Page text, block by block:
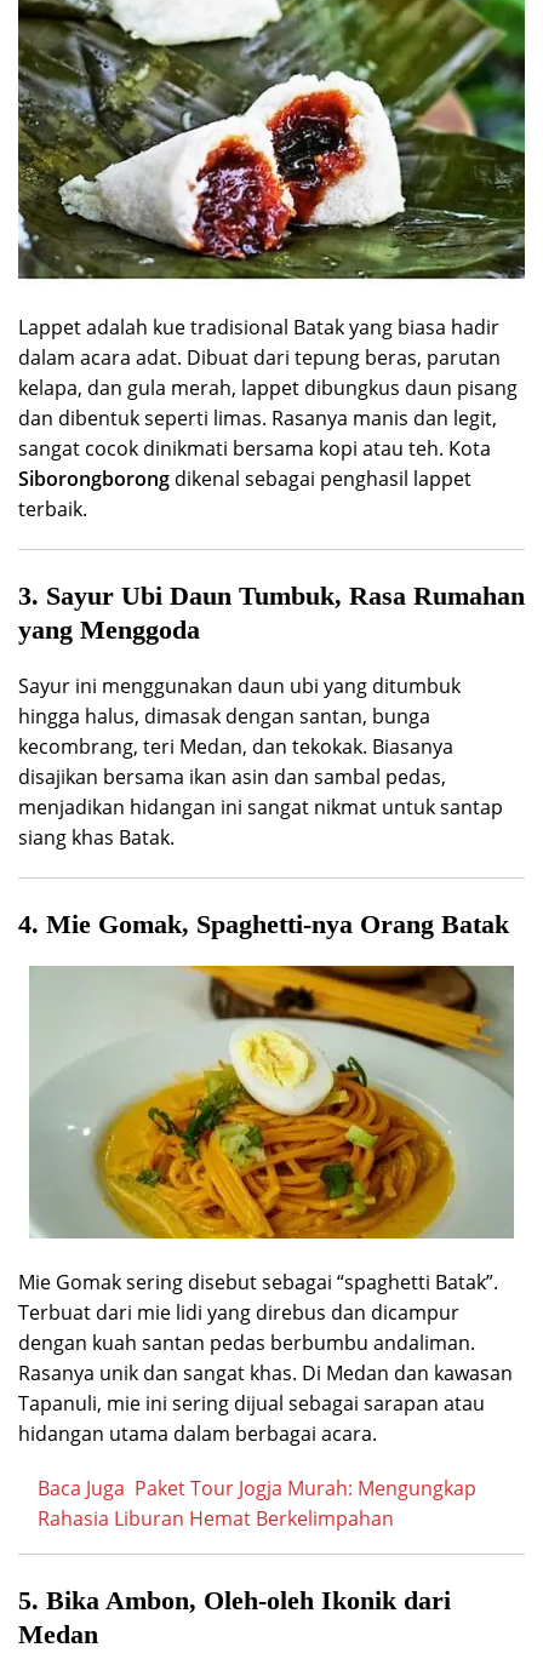
Lappet adalah kue tradisional Batak yang biasa hadir
dalam acara adat. Dibuat dari tepung beras, parutan
kelapa, dan gula merah, lappet dibungkus daun pisang
dan dibentuk seperti limas. Rasanya manis dan legit,
sangat cocok dinikmati bersama kopi atau teh. Kota
Siborongborong dikenal sebagai penghasil lappet
terbaik.
3. Sayur Ubi Daun Tumbuk, Rasa Rumahan
yang Menggoda
Sayur ini menggunakan daun ubi yang ditumbuk
hingga halus, dimasak dengan santan, bunga
kecombrang, teri Medan, dan tekokak. Biasanya
disajikan bersama ikan asin dan sambal pedas,
menjadikan hidangan ini sangat nikmat untuk santap
siang khas Batak.
4. Mie Gomak, Spaghetti-nya Orang Batak
Mie Gomak sering disebut sebagai “spaghetti Batak”.
Terbuat dari mie lidi yang direbus dan dicampur
dengan kuah santan pedas berbumbu andaliman.
Rasanya unik dan sangat khas. Di Medan dan kawasan
Tapanuli, mie ini sering dijual sebagai sarapan atau
hidangan utama dalam berbagai acara.
Baca Juga Paket Tour Jogja Murah: Mengungkap
Rahasia Liburan Hemat Berkelimpahan
5. Bika Ambon, Oleh-oleh Ikonik dari
Medan